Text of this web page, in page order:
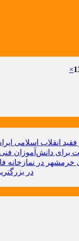
×
انقلاب اسلامی
برای دانش‌آموزان
در نمازخانه
در